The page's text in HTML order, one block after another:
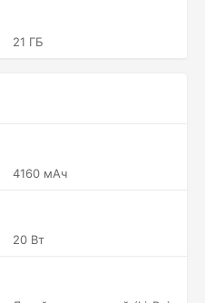
21 ГБ
4160 мАч
20 Вт